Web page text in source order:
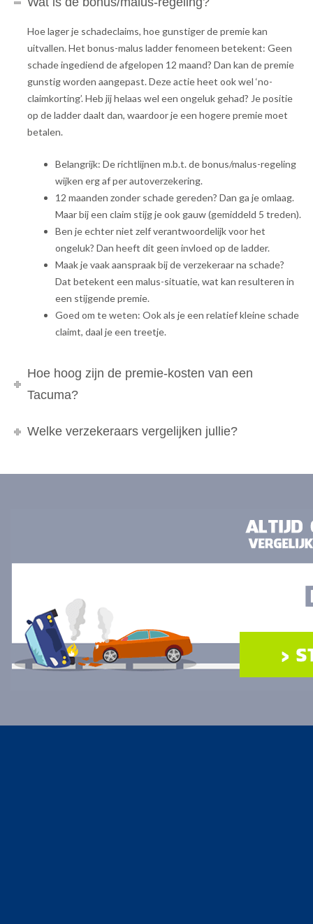
Hoe lager je schadeclaims, hoe gunstiger de premie kan
uitvallen. Het bonus-malus ladder fenomeen betekent: Geen
schade ingediend de afgelopen 12 maand? Dan kan de premie
gunstig worden aangepast. Deze actie heet ook wel ‘no-
claimkorting’. Heb jij helaas wel een ongeluk gehad? Je positie
op de ladder daalt dan, waardoor je een hogere premie moet
betalen.
Belangrijk: De richtlijnen m.b.t. de bonus/malus-regeling
wijken erg af per autoverzekering.
12 maanden zonder schade gereden? Dan ga je omlaag.
Maar bij een claim stijg je ook gauw (gemiddeld 5 treden).
Ben je echter niet zelf verantwoordelijk voor het
ongeluk? Dan heeft dit geen invloed op de ladder.
Maak je vaak aanspraak bij de verzekeraar na schade?
Dat betekent een malus-situatie, wat kan resulteren in
een stijgende premie.
Goed om te weten: Ook als je een relatief kleine schade
claimt, daal je een treetje.
Hoe hoog zijn de premie-kosten van een
Tacuma?
Welke verzekeraars vergelijken jullie?